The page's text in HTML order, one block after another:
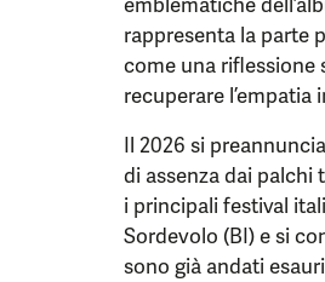
rappresenta la parte
come una riflessione
recuperare l’empatia
Il 2026 si
di assenza dai
i principali festival
Sordevolo (BI) e si
sono già andati